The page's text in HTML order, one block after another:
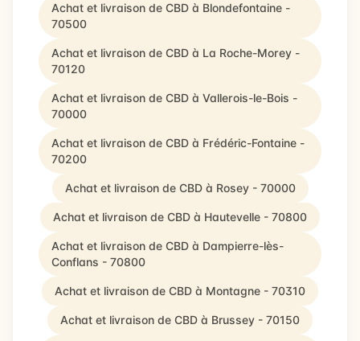
Achat et livraison de CBD à Blondefontaine -
70500
Achat et livraison de CBD à La Roche-Morey -
70120
Achat et livraison de CBD à Vallerois-le-Bois -
70000
Achat et livraison de CBD à Frédéric-Fontaine -
70200
Achat et livraison de CBD à Rosey - 70000
Achat et livraison de CBD à Hautevelle - 70800
Achat et livraison de CBD à Dampierre-lès-
Conflans - 70800
Achat et livraison de CBD à Montagne - 70310
Achat et livraison de CBD à Brussey - 70150